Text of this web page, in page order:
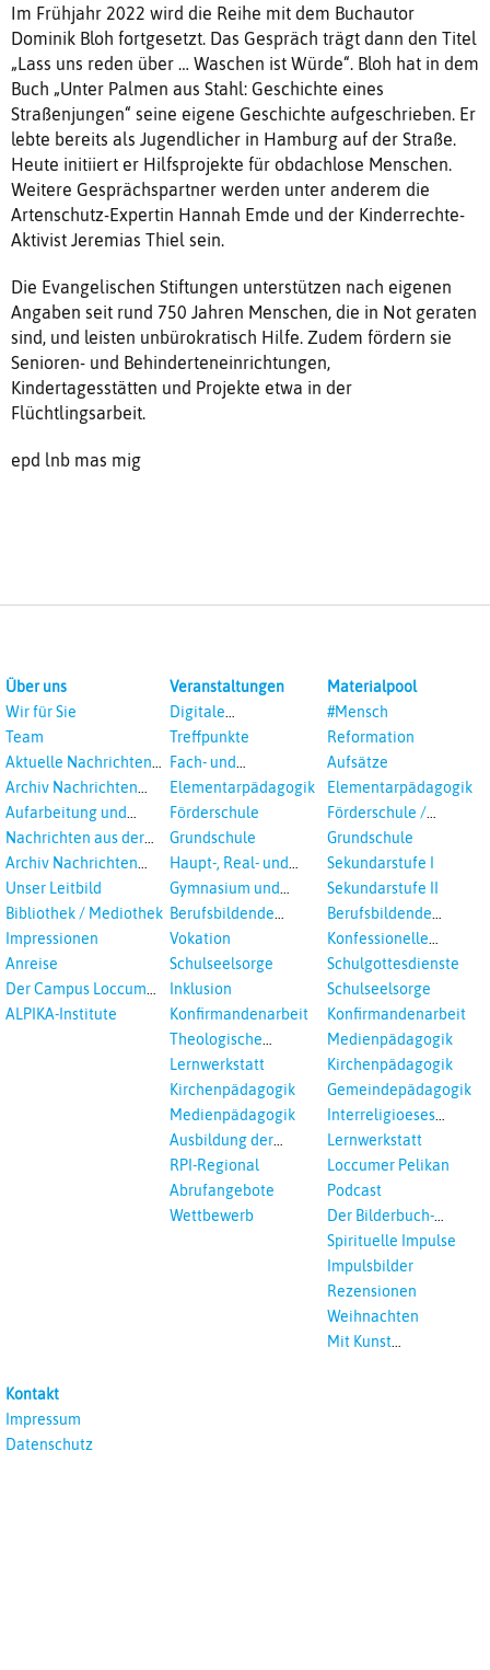
Im Frühjahr 2022 wird die Reihe mit dem Buchautor
Dominik Bloh fortgesetzt. Das Gespräch trägt dann den Titel
„Lass uns reden über … Waschen ist Würde“. Bloh hat in dem
Buch „Unter Palmen aus Stahl: Geschichte eines
Straßenjungen“ seine eigene Geschichte aufgeschrieben. Er
lebte bereits als Jugendlicher in Hamburg auf der Straße.
Heute initiiert er Hilfsprojekte für obdachlose Menschen.
Weitere Gesprächspartner werden unter anderem die
Artenschutz-Expertin Hannah Emde und der Kinderrechte-
Aktivist Jeremias Thiel sein.
Die Evangelischen Stiftungen unterstützen nach eigenen
Angaben seit rund 750 Jahren Menschen, die in Not geraten
sind, und leisten unbürokratisch Hilfe. Zudem fördern sie
Senioren- und Behinderteneinrichtungen,
Kindertagesstätten und Projekte etwa in der
Flüchtlingsarbeit.
epd lnb mas mig
Über uns
Wir für Sie
Team
Aktuelle Nachrichten
aus dem RPI
Archiv Nachrichten
aus dem RPI ab 2018
Aufarbeitung und
Prävention
Landeskirche und EKD
Nachrichten aus der
Landeskirche
Archiv Nachrichten
aus der Landeskirche
Unser Leitbild
Bibliothek / Mediothek
Impressionen
Anreise
Der Campus Loccum
und Loccumer
ALPIKA-Institute
Veranstaltungen
Digitale
Veranstaltungen
Treffpunkte
Fach- und
Studientagungen
Elementarpädagogik
Förderschule
Grundschule
Haupt-, Real- und
Oberschule
Gymnasium und
Gesamtschule
Berufsbildende
Schulen
Vokation
Schulseelsorge
Inklusion
Konfirmandenarbeit
Theologische
Fortbildungen,
Interreligöses Lernen
Lernwerkstatt
Kirchenpädagogik
Medienpädagogik
Ausbildung der
Vikar*innen
RPI-Regional
Abrufangebote
Wettbewerb
Materialpool
#Mensch
Reformation
Aufsätze
Elementarpädagogik
Förderschule /
Inklusion
Grundschule
Sekundarstufe I
Sekundarstufe II
Berufsbildende
Schulen
Konfessionelle
Kooperation
Schulgottesdienste
Schulseelsorge
Konfirmandenarbeit
Medienpädagogik
Kirchenpädagogik
Gemeindepädagogik
Interreligioeses
Lernen
Lernwerkstatt
Loccumer Pelikan
Podcast
Der Bilderbuch-
Podcast
Spirituelle Impulse
Impulsbilder
Rezensionen
Weihnachten
Mit Kunst
Kontakt
Impressum
Datenschutz